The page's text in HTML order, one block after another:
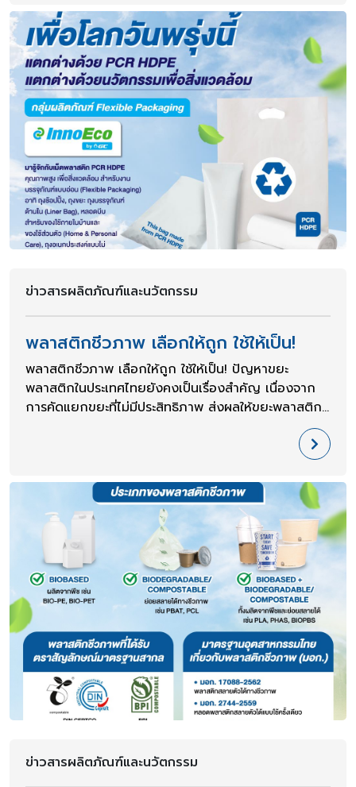
ข่าวสารผลิตภัณฑ์และนวัตกรรม
พลาสติกชีวภาพ เลือกให้ถูก ใช้ให้เป็น!
พลาสติกชีวภาพ เลือกให้ถูก ใช้ให้เป็น! ปัญหาขยะ
พลาสติกในประเทศไทยยังคงเป็นเรื่องสำคัญ เนื่องจาก
การคัดแยกขยะที่ไม่มีประสิทธิภาพ ส่งผลให้ขยะพลาสติก
ปนเปื้อนกับขยะประเภทอื่น ทำให้การรีไซเคิลเป็นไปได้ยาก
ข่าวสารผลิตภัณฑ์และนวัตกรรม